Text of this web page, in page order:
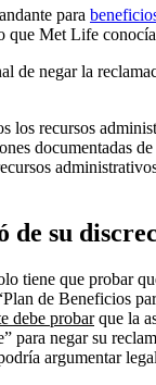
para
que Met Life
negar la
recursos
documentadas
de su
tiene que probar
de Beneficios
debe probarque la
para negar su
argumentar